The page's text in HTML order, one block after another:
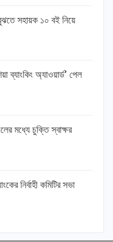
সহায়ক ১০ বই নিয়ে
ব্যাংকিং অ্যাওয়ার্ড’ পেল
মধ্যে চুক্তি স্বাক্ষর
নির্বাহী কমিটির সভা